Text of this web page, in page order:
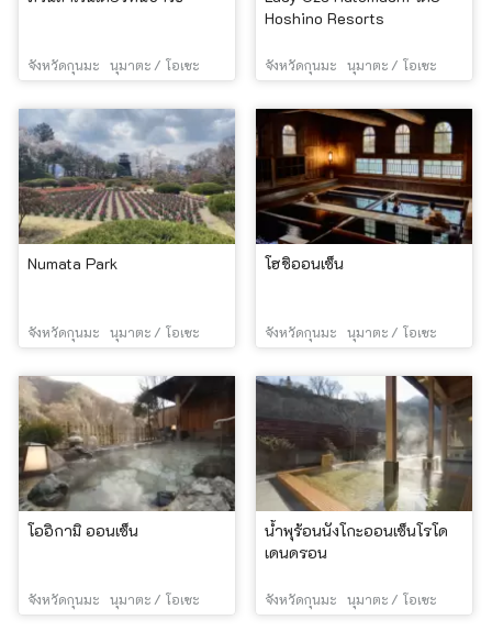
จังหวัดกุนมะ นุมาตะ / โอเซะ
Hoshino Resorts
จังหวัดกุนมะ นุมาตะ / โอเซะ
Numata Park
จังหวัดกุนมะ นุมาตะ / โอเซะ
โฮชิออนเซ็น
จังหวัดกุนมะ นุมาตะ / โอเซะ
โออิกามิ ออนเซ็น
จังหวัดกุนมะ นุมาตะ / โอเซะ
น้ำพุร้อนนังโกะออนเซ็นโรโด
เดนดรอน
จังหวัดกุนมะ นุมาตะ / โอเซะ